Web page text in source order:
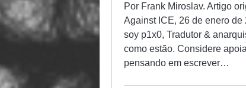
Por Frank Miroslav. Artigo
Against ICE, 26 de enero
soy p1x0, Tradutor &
como estão. Considere
pensando em escrever…